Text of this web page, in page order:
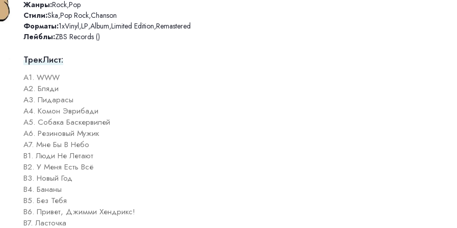
Жанры:Rock,Pop
Стили:Ska,Pop Rock,Chanson
Форматы:1xVinyl,LP,Album,Limited Edition,Remastered
Лейблы:ZBS Records ()
ТрекЛист:
A1. WWW
A2. Бляди
A3. Пидарасы
A4. Комон Эврибади
A5. Собака Баскервилей
A6. Резиновый Мужик
A7. Мне Бы В Небо
B1. Люди Не Летают
B2. У Меня Есть Всё
B3. Новый Год
B4. Бананы
B5. Без Тебя
B6. Привет, Джимми Хендрикс!
B7. Ласточка